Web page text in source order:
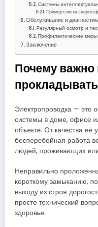
Системы
Пример списка
Обслуживание и
Регулярный осмотр и
Профилактические меры
Заключение
Почему
Электропроводка — это
системы в доме, офисе
объекте. От качества её
бесперебойная работа
людей, проживающих
Неправильно
короткому замыканию,
выходу из строя
просто технический
здоровье.